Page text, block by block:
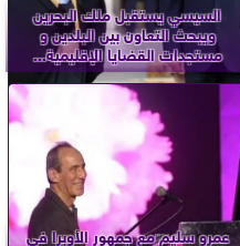
السيسي يستقبل ملك البحرين
ويبحث التعاون بين البلدين و
مستجدات القضايا الإقليمية...
عمرو سليم مع جمهور الأوبرا في